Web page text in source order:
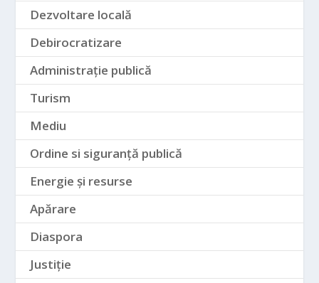
Dezvoltare locală
Debirocratizare
Administrație publică
Turism
Mediu
Ordine si siguranță publică
Energie și resurse
Apărare
Diaspora
Justiție